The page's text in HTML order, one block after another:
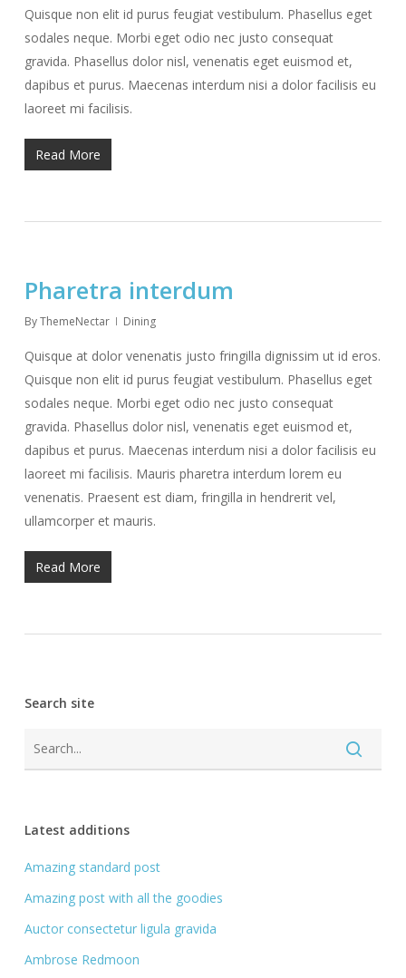
Quisque non elit id purus feugiat vestibulum. Phasellus eget
sodales neque. Morbi eget odio nec justo consequat
gravida. Phasellus dolor nisl, venenatis eget euismod et,
dapibus et purus. Maecenas interdum nisi a dolor facilisis eu
laoreet mi facilisis.
Read More
Pharetra interdum
ByThemeNectar Dining
Quisque at dolor venenatis justo fringilla dignissim ut id eros.
Quisque non elit id purus feugiat vestibulum. Phasellus eget
sodales neque. Morbi eget odio nec justo consequat
gravida. Phasellus dolor nisl, venenatis eget euismod et,
dapibus et purus. Maecenas interdum nisi a dolor facilisis eu
laoreet mi facilisis. Mauris pharetra interdum lorem eu
venenatis. Praesent est diam, fringilla in hendrerit vel,
ullamcorper et mauris.
Read More
Search site
Latest additions
Amazing standard post
Amazing post with all the goodies
Auctor consectetur ligula gravida
Ambrose Redmoon